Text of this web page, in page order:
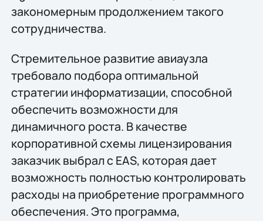
закономерным продолжением такого
сотрудничества.
Стремительное развитие авиаузла
требовало подбора оптимальной
стратегии информатизации, способной
обеспечить возможности для
динамичного роста. В качестве
корпоративной схемы лицензирования
заказчик выбрал c EAS, которая дает
возможность полностью контролировать
расходы на приобретение программного
обеспечения. Это программа,